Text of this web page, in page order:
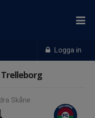
Logga in
Trelleborg
Skåne